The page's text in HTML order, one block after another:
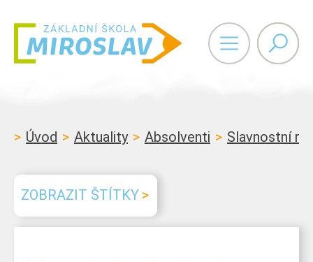
Úvod Aktuality Absolventi Slavnostní
ZOBRAZIT ŠTÍTKY